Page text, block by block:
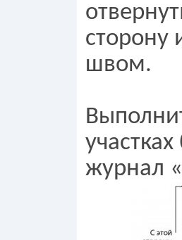
сторону
швом.
журнал